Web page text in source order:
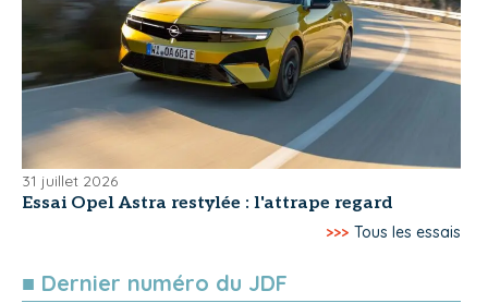
31 juillet 2026
Essai Opel Astra restylée : l'attrape regard
>>> Tous les essais
■ Dernier numéro du JDF